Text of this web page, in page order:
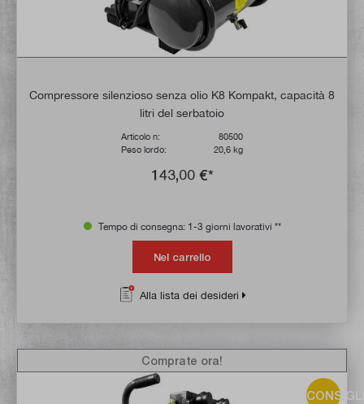
Compressore silenzioso senza olio K8 Kompakt, capacità 8
litri del serbatoio
Articolo n:
80500
Peso lordo:
20,6 kg
143,00 €*
Tempo di consegna: 1-3 giorni lavorativi **
Nel carrello
Alla lista dei desideri
Comprate ora!